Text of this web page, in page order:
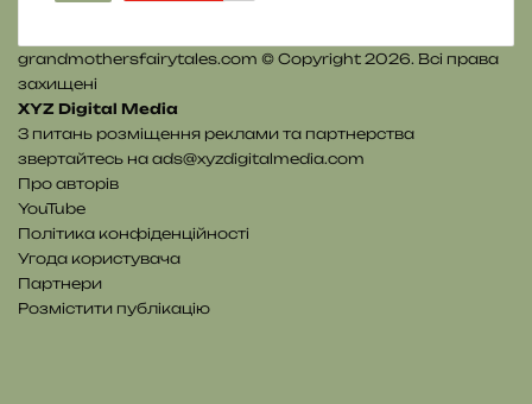
grandmothersfairytales.com © Copyright 2026. Всі права
захищені
XYZ Digital Media
З питань розміщення реклами та партнерства
звертайтесь на ads@xyzdigitalmedia.com
Про авторів
YouTube
Політика конфіденційності
Угода користувача
Партнери
Розмістити публікацію